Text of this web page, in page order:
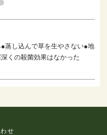
蒸し込んで草を生やさない●地
くの殺菌効果はなかった
せ